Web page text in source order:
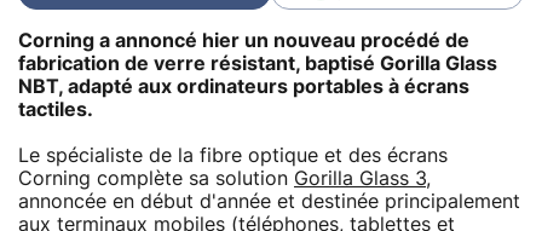
Corning a annoncé hier un nouveau procédé de
fabrication de verre résistant, baptisé Gorilla Glass
NBT, adapté aux ordinateurs portables à écrans
tactiles.
Le spécialiste de la fibre optique et des écrans
Corning complète sa solution Gorilla Glass 3,
annoncée en début d'année et destinée principalement
aux terminaux mobiles (téléphones, tablettes et